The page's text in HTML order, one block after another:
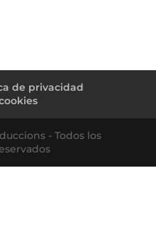
de privacidad
- Todos los